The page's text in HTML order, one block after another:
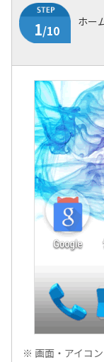
1/10
ホー
※ 画面・アイコ